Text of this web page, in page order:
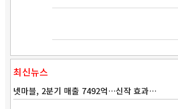
최신뉴스
넷마블, 2분기 매출 7492억…신작 효과…